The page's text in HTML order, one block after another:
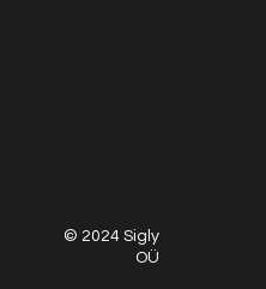
© 2024 Sigly
OÜ